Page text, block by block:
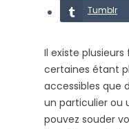
Tumblr
Il existe
certaines étant
accessibles que
un particulier ou
pouvez souder